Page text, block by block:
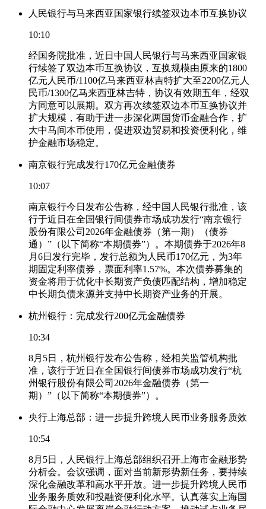
人民银行与马来西亚国家银行续签双边本币互换协议
10:10
经国务院批准，近日中国人民银行与马来西亚国家银
行续签了双边本币互换协议，互换规模由原来的1800
亿元人民币/1100亿马来西亚林吉特扩大至2200亿元人
民币/1300亿马来西亚林吉特，协议有效期五年，经双
方同意可以展期。双方再次续签双边本币互换协议并
扩大规模，有助于进一步深化两国货币金融合作，扩
大中马间本币使用，促进双边贸易和投资便利化，维
护金融市场稳定。
南京银行完成发行170亿元金融债券
10:07
南京银行今日发布公告称，经中国人民银行批准，该
行于近日在全国银行间债券市场成功发行“南京银行
股份有限公司2026年金融债券（第一期）（债券
通）”（以下简称“本期债券”）。本期债券于2026年8
月6日发行完毕，发行总额为人民币170亿元，为3年
期固定利率债券，票面利率1.57%。本次债券募集的
资金将用于优化中长期资产负债匹配结构，增加稳定
中长期负债来源并支持中长期资产业务的开展。
杭州银行：完成发行200亿元金融债券
10:34
8月5日，杭州银行发布公告称，经相关监管机构批
准，该行于近日在全国银行间债券市场成功发行“杭
州银行股份有限公司2026年金融债券（第一
期）”（以下简称“本期债券”）。
央行上海总部：进一步提升跨境人民币业务服务质效
10:54
8月5日，人民银行上海总部组织召开上海市金融形势
分析会。会议强调，面对当前新形势新任务，要持续
深化金融改革和高水平开放。进一步提升跨境人民币
业务服务质效和投融资便利化水平。认真落实上海国